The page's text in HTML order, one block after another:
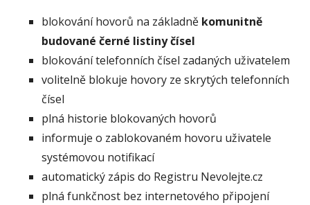
blokování hovorů na základně komunitně
budované černé listiny čísel
blokování telefonních čísel zadaných uživatelem
volitelně blokuje hovory ze skrytých telefonních
čísel
plná historie blokovaných hovorů
informuje o zablokovaném hovoru uživatele
systémovou notifikací
automatický zápis do Registru Nevolejte.cz
plná funkčnost bez internetového připojení